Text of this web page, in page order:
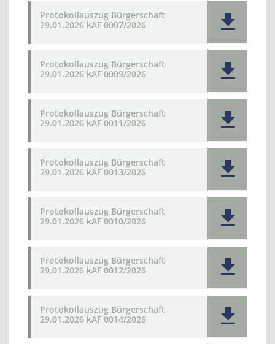
Protokollauszug Bürgerschaft
29.01.2026 kAF 0007/2026
Protokollauszug Bürgerschaft
29.01.2026 kAF 0009/2026
Protokollauszug Bürgerschaft
29.01.2026 kAF 0011/2026
Protokollauszug Bürgerschaft
29.01.2026 kAF 0013/2026
Protokollauszug Bürgerschaft
29.01.2026 kAF 0010/2026
Protokollauszug Bürgerschaft
29.01.2026 kAF 0012/2026
Protokollauszug Bürgerschaft
29.01.2026 kAF 0014/2026